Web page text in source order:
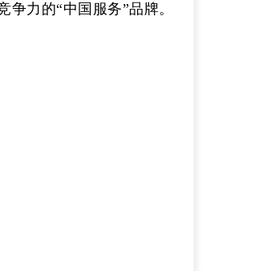
力的“中国服务”品牌。